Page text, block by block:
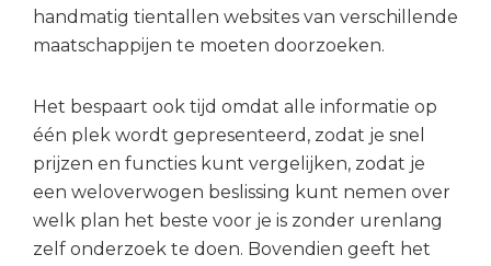
handmatig tientallen websites van verschillende
maatschappijen te moeten doorzoeken.
Het bespaart ook tijd omdat alle informatie op
één plek wordt gepresenteerd, zodat je snel
prijzen en functies kunt vergelijken, zodat je
een weloverwogen beslissing kunt nemen over
welk plan het beste voor je is zonder urenlang
zelf onderzoek te doen. Bovendien geeft het